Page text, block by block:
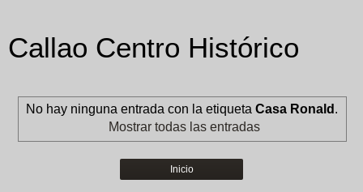
Callao Centro Histórico
No hay ninguna entrada con la etiqueta Casa Ronald .
Mostrar todas las entradas
Inicio